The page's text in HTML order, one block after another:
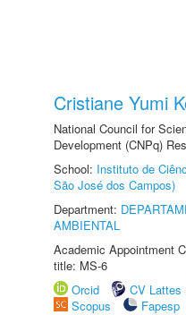
Cristiane Yumi
National Council for
Development (CNPq)
School: Instituto de
São José dos Campos)
Department:
AMBIENTAL
Academic Appointment
title: MS-6
Orcid
CV Lattes
Scopus
Fapesp